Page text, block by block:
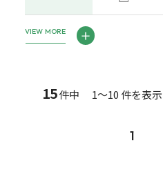
VIEW MORE
15件中 1～10 件を表示
1